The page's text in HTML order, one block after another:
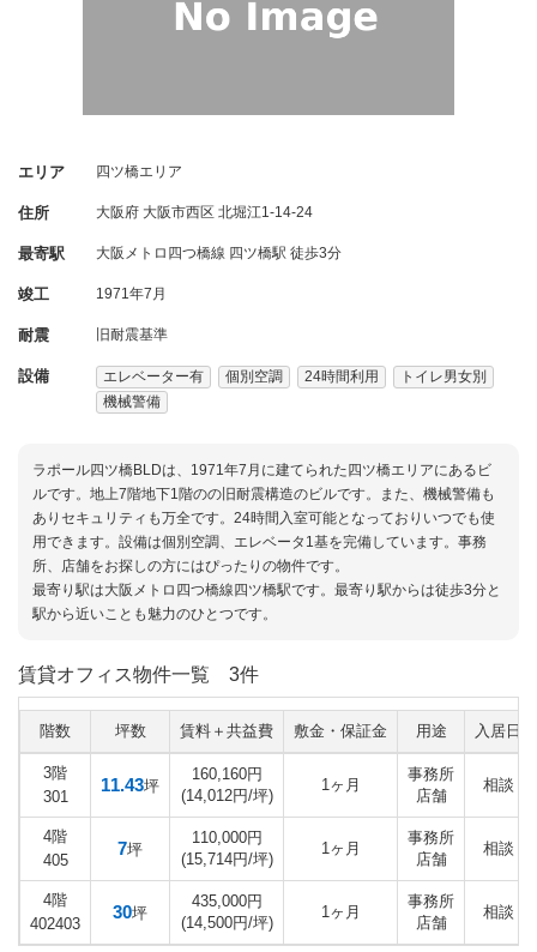
エリア 四ツ橋エリア
住所 大阪府 大阪市西区 北堀江1-14-24
最寄駅 大阪メトロ四つ橋線 四ツ橋駅 徒歩3分
竣工 1971年7月
耐震 旧耐震基準
設備 エレベーター有 個別空調 24時間利用
トイレ男女別
機械警備
ラポール四ツ橋BLDは、1971年7月に建てられた四ツ橋エリアにあるビ
ルです。地上7階地下1階のの旧耐震構造のビルです。また、機械警備も
ありセキュリティも万全です。24時間入室可能となっておりいつでも使
用できます。設備は個別空調、エレベータ1基を完備しています。事務
所、店舗をお探しの方にはぴったりの物件です。
最寄り駅は大阪メトロ四つ橋線四ツ橋駅です。最寄り駅からは徒歩3分と
駅から近いことも魅力のひとつです。
賃貸オフィス物件一覧 3件
階数 坪数 賃料＋共益費 敷金・保証金 用途 入居日
3階
301
11.43坪
160,160円
(14,012円/坪)
1ヶ月
事務所
店舗
相談
4階
405
7坪
110,000円
(15,714円/坪)
1ヶ月
事務所
店舗
相談
4階
402403
30坪
435,000円
(14,500円/坪)
1ヶ月
事務所
店舗
相談